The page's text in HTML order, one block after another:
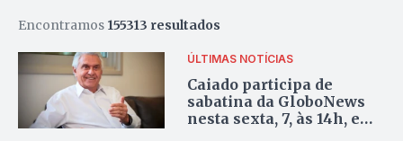
Encontramos 155313 resultados
ÚLTIMAS NOTÍCIAS
Caiado participa de
sabatina da GloboNews
nesta sexta, 7, às 14h, em